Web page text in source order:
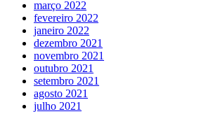
março 2022
fevereiro 2022
janeiro 2022
dezembro 2021
novembro 2021
outubro 2021
setembro 2021
agosto 2021
julho 2021